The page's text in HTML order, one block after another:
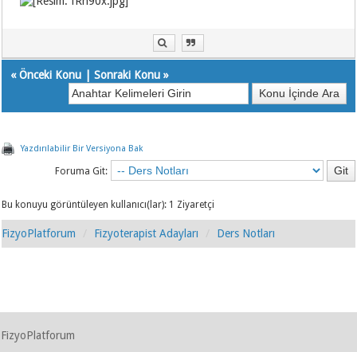
«Önceki Konu |Sonraki Konu »
Yazdırılabilir Bir Versiyona Bak
Foruma Git:
Bu konuyu görüntüleyen kullanıcı(lar): 1 Ziyaretçi
FizyoPlatforum Fizyoterapist Adayları Ders Notları
FizyoPlatforum